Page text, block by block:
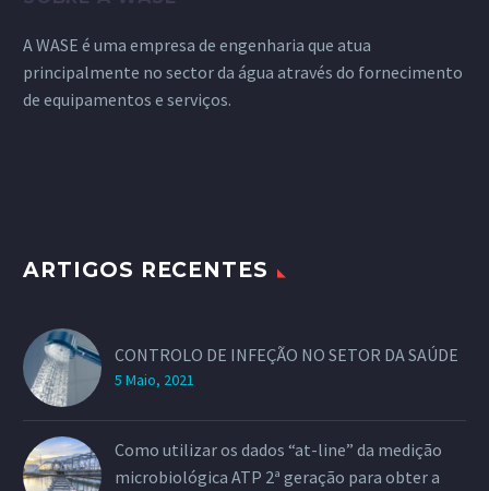
A WASE é uma empresa de engenharia que atua
principalmente no sector da água através do fornecimento
de equipamentos e serviços.
ARTIGOS RECENTES
CONTROLO DE INFEÇÃO NO SETOR DA SAÚDE
5 Maio, 2021
Como utilizar os dados “at-line” da medição
microbiológica ATP 2ª geração para obter a